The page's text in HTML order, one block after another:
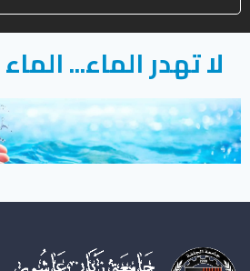
لا تهدر الماء...